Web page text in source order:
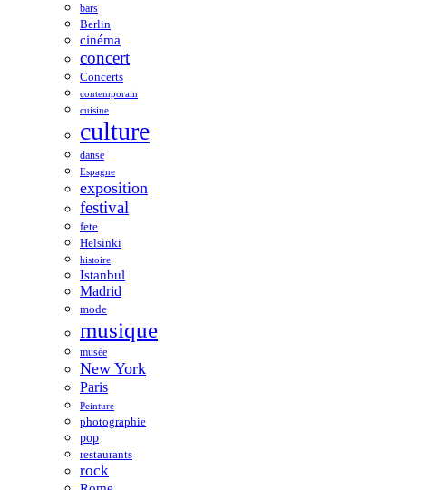
bars
Berlin
cinéma
concert
Concerts
contemporain
cuisine
culture
danse
Espagne
exposition
festival
fete
Helsinki
histoire
Istanbul
Madrid
mode
musique
musée
New York
Paris
Peinture
photographie
pop
restaurants
rock